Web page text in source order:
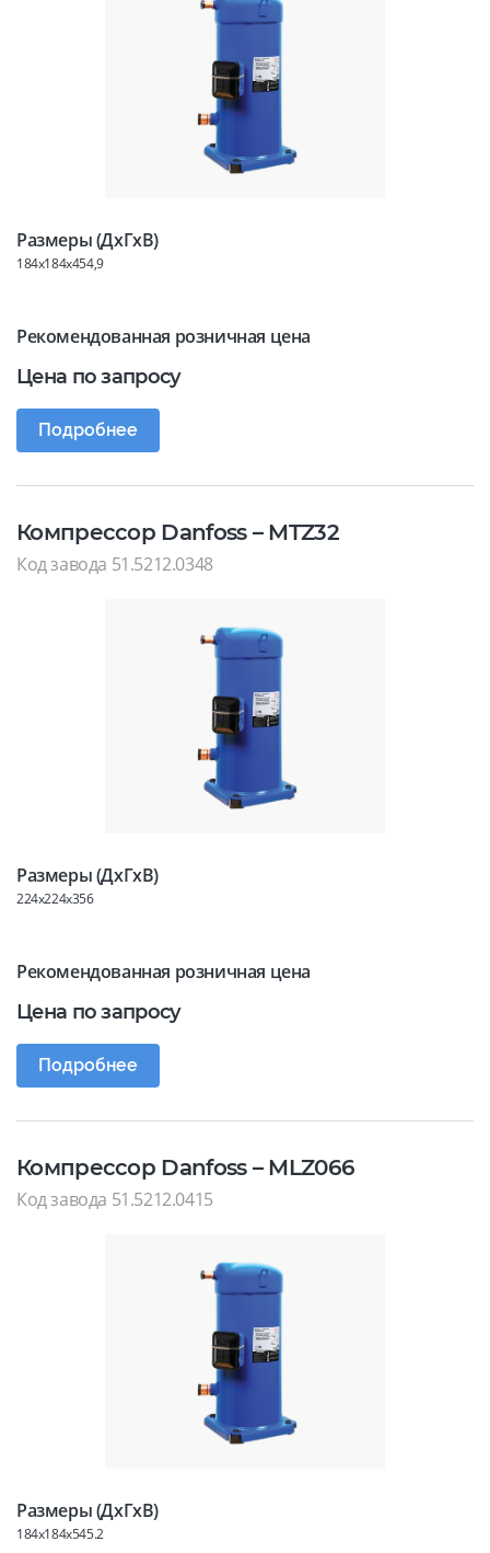
Размеры (ДхГхВ)
184x184x454,9
Рекомендованная розничная цена
Цена по запросу
Подробнее
Компрессор Danfoss – MTZ32
Код завода 51.5212.0348
Размеры (ДхГхВ)
224x224x356
Рекомендованная розничная цена
Цена по запросу
Подробнее
Компрессор Danfoss – MLZ066
Код завода 51.5212.0415
Размеры (ДхГхВ)
184x184x545.2